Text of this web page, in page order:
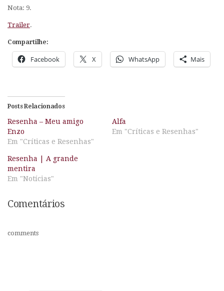
Nota: 9.
Trailer.
Compartilhe:
Facebook X WhatsApp Mais
Posts Relacionados
Resenha – Meu amigo
Enzo
Em "Críticas e Resenhas"
Alfa
Em "Críticas e Resenhas"
Resenha | A grande
mentira
Em "Notícias"
Comentários
comments